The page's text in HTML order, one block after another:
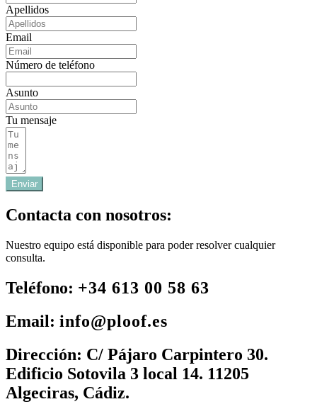
Apellidos
Email
Número de teléfono
Asunto
Tu mensaje
Enviar
Contacta con nosotros:
Nuestro equipo está disponible para poder resolver cualquier
consulta.
Teléfono: +34 613 00 58 63
Email: info@ploof.es
Dirección: C/ Pájaro Carpintero 30.
Edificio Sotovila 3 local 14. 11205
Algeciras, Cádiz.